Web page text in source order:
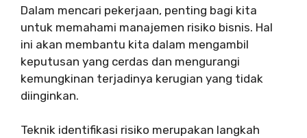
Dalam mencari pekerjaan, penting bagi kita
untuk memahami manajemen risiko bisnis. Hal
ini akan membantu kita dalam mengambil
keputusan yang cerdas dan mengurangi
kemungkinan terjadinya kerugian yang tidak
diinginkan.
Teknik identifikasi risiko merupakan langkah